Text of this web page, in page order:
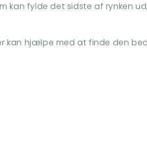
kan fylde det sidste af rynken
kan hjælpe med at finde den